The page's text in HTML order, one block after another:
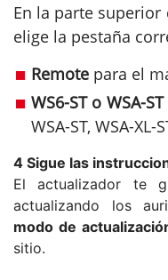
En la parte superior
elige la pestaña
Remote para el
WS6-ST o WSA-ST
WSA-ST, WSA-XL-
4 Sigue las
El actualizador te
actualizando los
modo de
sitio.